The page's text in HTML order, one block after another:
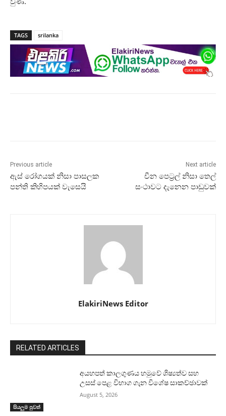
TAGS srilanka
Previous article
ඇස් රෝගයක් නිසා පාසලක
පන්ති කිහිපයක් වැසෙයි
Next article
චීන පෙට්‍රල් නිසා තෙල්
සංථාවට දැනෙන පාඩුවක්
ElakiriNews Editor
RELATED ARTICLES
සියලුම පුවත්
අයහපත් කාලගුණය හමුවේ ශිෂ්‍යත්ව සහ
උසස් පෙළ විභාග ගැන විශේෂ සාකච්ඡාවක්
August 5, 2026